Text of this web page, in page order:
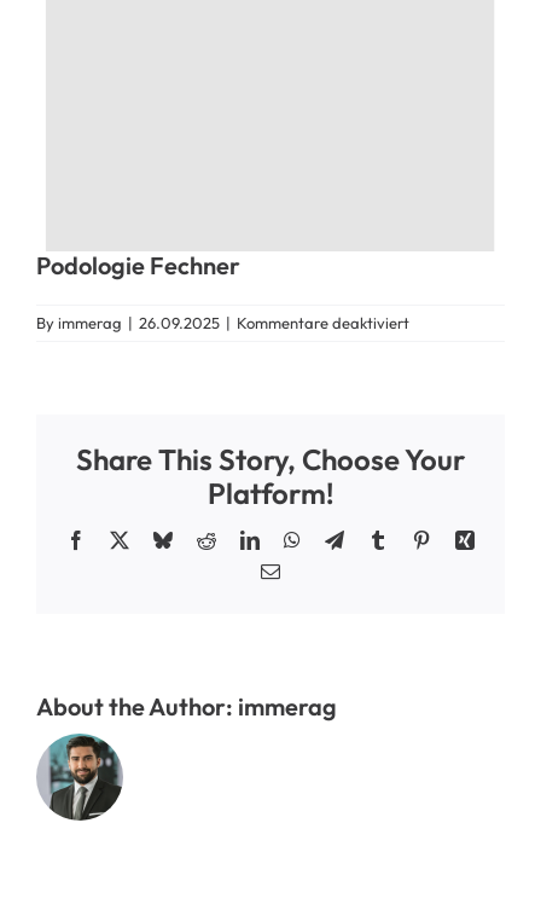
Podologie Fechner
Byimmerag | 26.09.2025 | Kommentare deaktiviertfür
Share This Story, Choose Your
Platform!
Facebook BlueskyRedditLinkedInWhatsApp
TelegramTumblr PinterestXing
Email
About the Author: immerag